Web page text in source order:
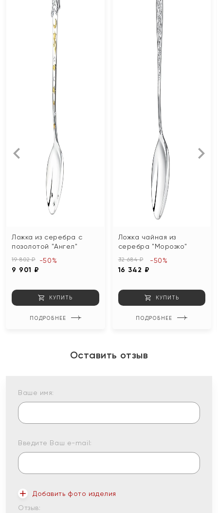
Ложка из серебра с
позолотой "Ангел"
19 802 ₽
9 901 ₽
-50%
КУПИТЬ
ПОДРОБНЕЕ
Ложка чайная из
серебра "Морозко"
32 684 ₽
16 342 ₽
-50%
КУПИТЬ
ПОДРОБНЕЕ
Оставить отзыв
Ваше имя:
Введите Ваш e-mail:
Добавить фото изделия
Отзыв: